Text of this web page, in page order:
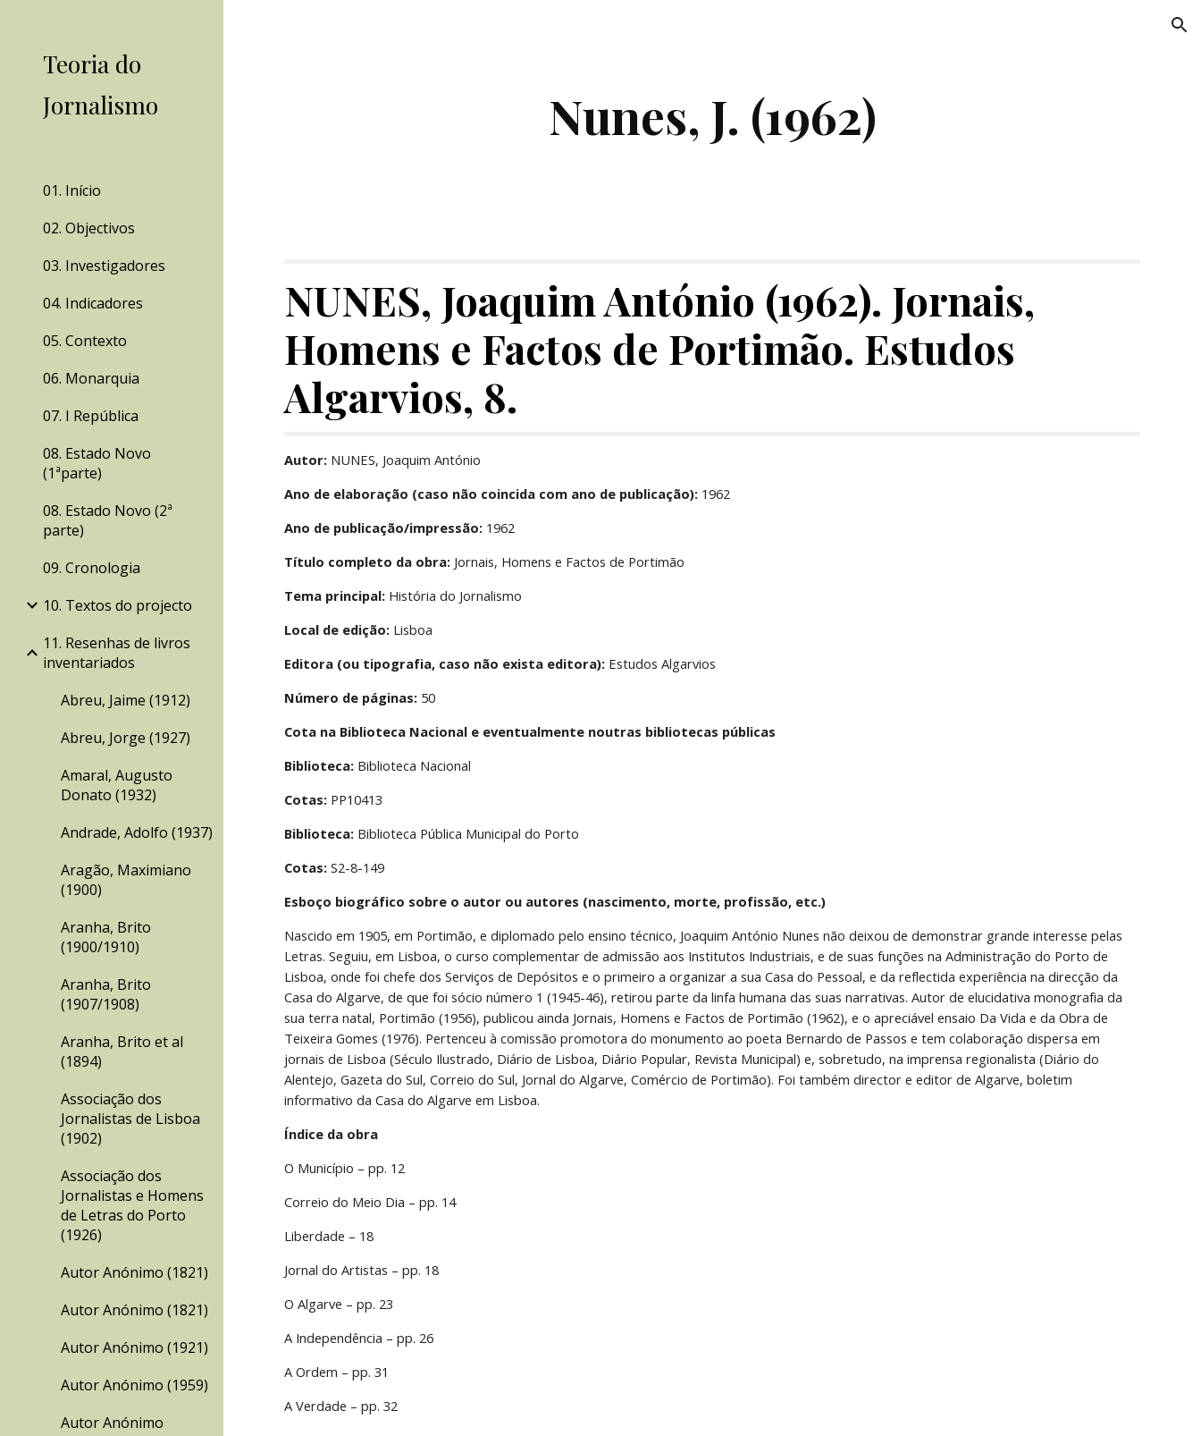
Teoria do
Jornalismo
01. Início
02. Objectivos
03. Investigadores
04. Indicadores
05. Contexto
06. Monarquia
07. I República
08. Estado Novo
(1ªparte)
08. Estado Novo (2ª
parte)
09. Cronologia
10. Textos do projecto
11. Resenhas de livros
inventariados
Abreu, Jaime (1912)
Abreu, Jorge (1927)
Amaral, Augusto
Donato (1932)
Andrade, Adolfo (1937)
Aragão, Maximiano
(1900)
Aranha, Brito
(1900/1910)
Aranha, Brito
(1907/1908)
Aranha, Brito et al
(1894)
Associação dos
Jornalistas de Lisboa
(1902)
Associação dos
Jornalistas e Homens
de Letras do Porto
(1926)
Autor Anónimo (1821)
Autor Anónimo (1821)
Autor Anónimo (1921)
Autor Anónimo (1959)
Autor Anónimo
Nunes, J. (1962)
NUNES, Joaquim António (1962). Jornais,
Homens e Factos de Portimão. Estudos
Algarvios, 8.
Autor: NUNES, Joaquim António
Ano de elaboração (caso não coincida com ano de publicação): 1962
Ano de publicação/impressão: 1962
Título completo da obra: Jornais, Homens e Factos de Portimão
Tema principal: História do Jornalismo
Local de edição: Lisboa
Editora (ou tipografia, caso não exista editora): Estudos Algarvios
Número de páginas: 50
Cota na Biblioteca Nacional e eventualmente noutras bibliotecas públicas
Biblioteca: Biblioteca Nacional
Cotas: PP10413
Biblioteca: Biblioteca Pública Municipal do Porto
Cotas: S2-8-149
Esboço biográfico sobre o autor ou autores (nascimento, morte, profissão, etc.)
Nascido em 1905, em Portimão, e diplomado pelo ensino técnico, Joaquim António Nunes não deixou de demonstrar grande interesse pelas
Letras. Seguiu, em Lisboa, o curso complementar de admissão aos Institutos Industriais, e de suas funções na Administração do Porto de
Lisboa, onde foi chefe dos Serviços de Depósitos e o primeiro a organizar a sua Casa do Pessoal, e da reflectida experiência na direcção da
Casa do Algarve, de que foi sócio número 1 (1945-46), retirou parte da linfa humana das suas narrativas. Autor de elucidativa monografia da
sua terra natal, Portimão (1956), publicou ainda Jornais, Homens e Factos de Portimão (1962), e o apreciável ensaio Da Vida e da Obra de
Teixeira Gomes (1976). Pertenceu à comissão promotora do monumento ao poeta Bernardo de Passos e tem colaboração dispersa em
jornais de Lisboa (Século Ilustrado, Diário de Lisboa, Diário Popular, Revista Municipal) e, sobretudo, na imprensa regionalista (Diário do
Alentejo, Gazeta do Sul, Correio do Sul, Jornal do Algarve, Comércio de Portimão). Foi também director e editor de Algarve, boletim
informativo da Casa do Algarve em Lisboa.
Índice da obra
O Município – pp. 12
Correio do Meio Dia – pp. 14
Liberdade – 18
Jornal do Artistas – pp. 18
O Algarve – pp. 23
A Independência – pp. 26
A Ordem – pp. 31
A Verdade – pp. 32